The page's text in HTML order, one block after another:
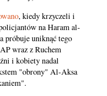
, kiedy krzyczeli i
na Haram al-
próbuje uniknąć tego
wraz z Ruchem
i kobiety nadal
"obrony" Al-Aksa